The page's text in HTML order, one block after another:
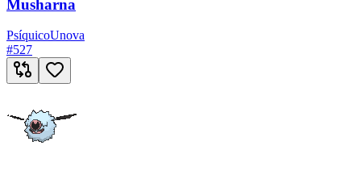
Musharna
PsíquicoUnova
#527